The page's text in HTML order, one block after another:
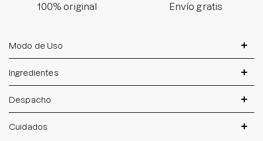
100% original Envío gratis
Modo de Uso
Ingredientes
Despacho
Cuidados